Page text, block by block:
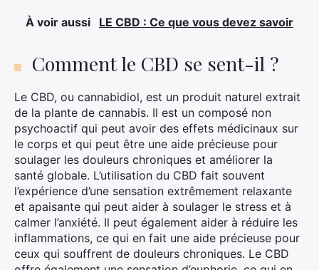
À voir aussi LE CBD : Ce que vous devez savoir
Comment le CBD se sent-il ?
Le CBD, ou cannabidiol, est un produit naturel extrait
de la plante de cannabis. Il est un composé non
psychoactif qui peut avoir des effets médicinaux sur
le corps et qui peut être une aide précieuse pour
soulager les douleurs chroniques et améliorer la
santé globale. L’utilisation du CBD fait souvent
l’expérience d’une sensation extrêmement relaxante
et apaisante qui peut aider à soulager le stress et à
calmer l’anxiété. Il peut également aider à réduire les
inflammations, ce qui en fait une aide précieuse pour
ceux qui souffrent de douleurs chroniques. Le CBD